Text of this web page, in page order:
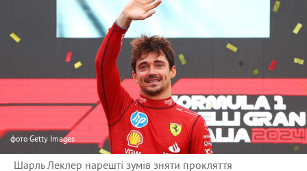
фото Getty Images
Шарль Леклер нарешті зумів зняти прокляття